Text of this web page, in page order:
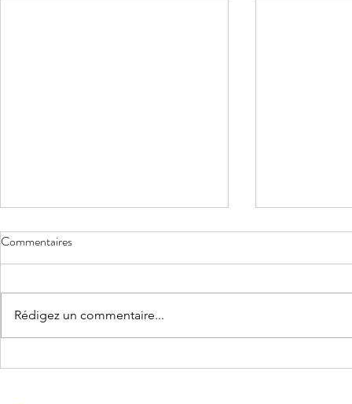
Congés
Commentaires
Rédigez un commentaire...